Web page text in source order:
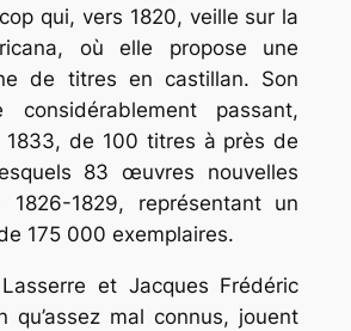
qui, vers 1820, veille sur la
où elle propose une
de titres en castillan. Son
considérablement passant,
1833, de 100 titres à près de
83 œuvres nouvelles
1826-1829, représentant un
175 000 exemplaires.
et Jacques Frédéric
qu’assez mal connus, jouent